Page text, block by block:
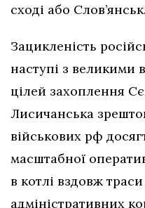
сході або Слов’янськ.
Зацикленість
наступі з великими
цілей захоплення
Лисичанська
військових рф
масштабної
в котлі вздовж
адміністративних